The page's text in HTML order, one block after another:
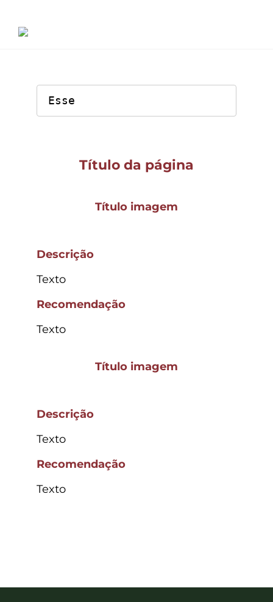
Esse
Título da página
Título imagem
Descrição
Texto
Recomendação
Texto
Título imagem
Descrição
Texto
Recomendação
Texto